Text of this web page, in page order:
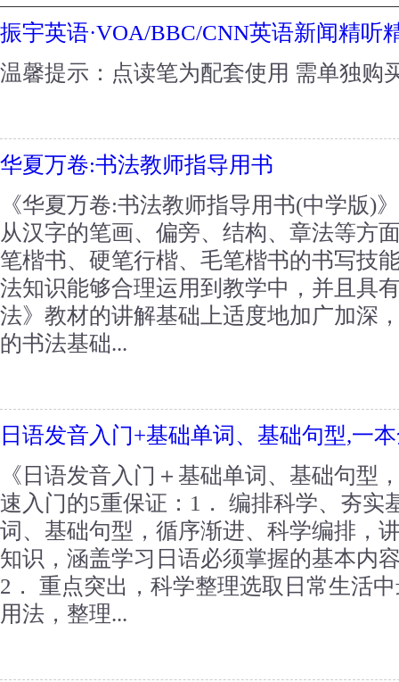
振宇英语·VOA/BBC/CNN英语新闻精听
温馨提示：点读笔为配套使用 需单独购
华夏万卷:书法教师指导用书
《华夏万卷:书法教师指导用书(中学版)
从汉字的笔画、偏旁、结构、章法等方
笔楷书、硬笔行楷、毛笔楷书的书写技
法知识能够合理运用到教学中，并且具
法》教材的讲解基础上适度地加广加深
的书法基础...
日语发音入门+基础单词、基础句型,一
《日语发音入门＋基础单词、基础句型
速入门的5重保证：1． 编排科学、夯实
词、基础句型，循序渐进、科学编排，
知识，涵盖学习日语必须掌握的基本内
2． 重点突出，科学整理选取日常生活
用法，整理...